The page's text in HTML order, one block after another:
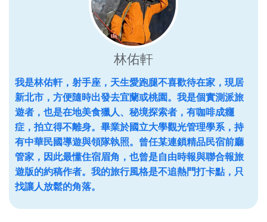
林佑軒
我是林佑軒，射手座，天生愛跑腿不喜歡待在家，現居
新北市，方便隨時出發去宜蘭或桃園。我是個實測派旅
遊者，也是在地美食獵人、秘境探索者，有咖啡成癮
症，拍立得不離身。畢業於國立大學觀光管理學系，持
有中華民國導遊與領隊執照。曾任某連鎖精品民宿前廳
管家，因此最懂住宿眉角，也曾是自由時報與聯合報旅
遊版的約稿作者。我的旅行風格是不追熱門打卡點，只
找讓人放鬆的角落。